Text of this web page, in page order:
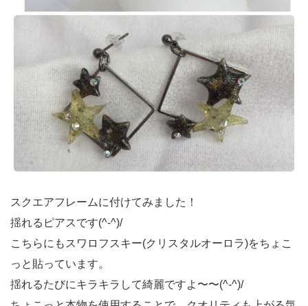
スクエアフレームに付けてみました！
揺れるピアスです(^-^)/
こちらにもスワロフスキー(クリスタルオーロラ)をちょこ
っと貼っています。
揺れるたびにキラキラして綺麗ですよ〜〜(^-^)/